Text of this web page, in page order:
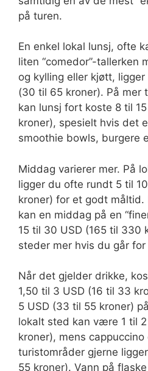
på turen.
En enkel lokal lunsj, ofte
liten “comedor”-tallerken
og kylling eller kjøtt,
(30 til 65 kroner). På mer
kan lunsj fort koste 8 til
kroner), spesielt hvis det
smoothie bowls, burgere
Middag varierer mer. På
ligger du ofte rundt 5 til
kroner) for et godt
kan en middag på en
15 til 30 USD (165 til 330
steder mer hvis du går
Når det gjelder drikke,
1,50 til 3 USD (16 til 33
5 USD (33 til 55 kroner)
lokalt sted kan være 1 til 2
kroner), mens cappuccino
turistområder gjerne
55 kroner). Vann på